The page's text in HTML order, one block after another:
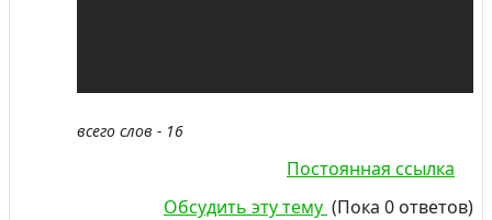
всего слов - 16
Постоянная ссылка
Обсудить эту тему (Пока 0 ответов)